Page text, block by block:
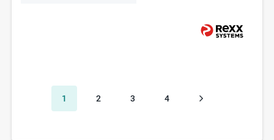
1 2 3 4